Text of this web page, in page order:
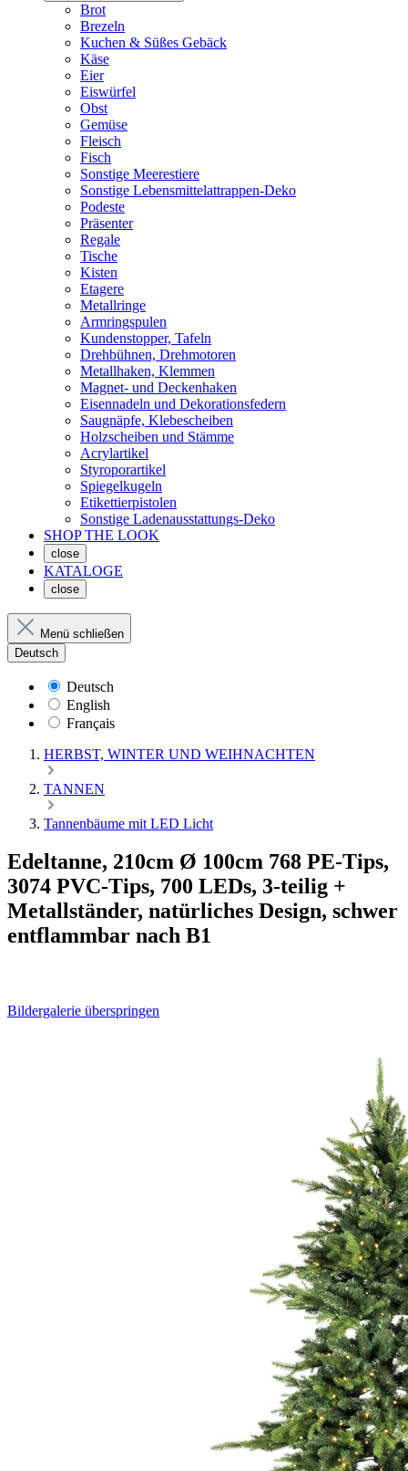
Brot
Brezeln
Kuchen & Süßes Gebäck
Käse
Eier
Eiswürfel
Obst
Gemüse
Fleisch
Fisch
Sonstige Meerestiere
Sonstige Lebensmittelattrappen-Deko
Podeste
Präsenter
Regale
Tische
Kisten
Etagere
Metallringe
Armringspulen
Kundenstopper, Tafeln
Drehbühnen, Drehmotoren
Metallhaken, Klemmen
Magnet- und Deckenhaken
Eisennadeln und Dekorationsfedern
Saugnäpfe, Klebescheiben
Holzscheiben und Stämme
Acrylartikel
Styroporartikel
Spiegelkugeln
Etikettierpistolen
Sonstige Ladenausstattungs-Deko
SHOP THE LOOK
close
KATALOGE
close
Menü schließen
Deutsch
Deutsch
English
Français
HERBST, WINTER UND WEIHNACHTEN
TANNEN
Tannenbäume mit LED Licht
Edeltanne, 210cm Ø 100cm 768 PE-Tips,
3074 PVC-Tips, 700 LEDs, 3-teilig +
Metallständer, natürliches Design, schwer
entflammbar nach B1
Bildergalerie überspringen